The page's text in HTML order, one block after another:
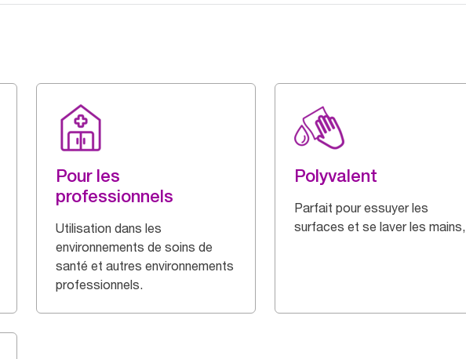
Pour les
professionnels
Utilisation dans les
environnements de soins de
santé et autres environnements
professionnels.
Polyvalent
Parfait pour essuyer les
surfaces et se laver les mains,